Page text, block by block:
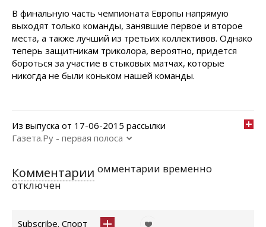
В финальную часть чемпионата Европы напрямую
выходят только команды, занявшие первое и второе
места, а также лучший из третьих коллективов. Однако
теперь защитникам триколора, вероятно, придется
бороться за участие в стыковых матчах, которые
никогда не были коньком нашей команды.
Из выпуска от 17-06-2015 рассылки
Газета.Ру - первая полоса
Комментарии омментарии временно
отключен
Subscribe. Спорт